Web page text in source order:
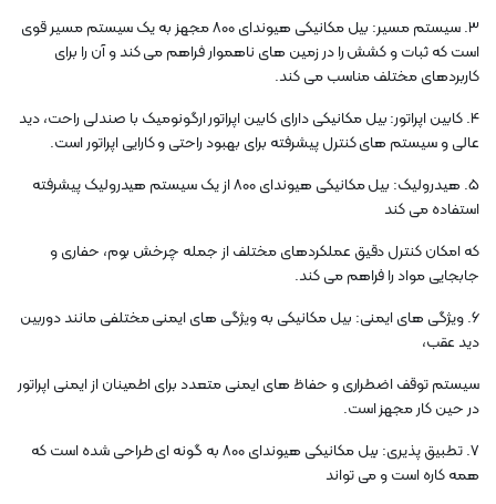
3. سیستم مسیر: بیل مکانیکی هیوندای 800 مجهز به یک سیستم مسیر قوی
است که ثبات و کشش را در زمین های ناهموار فراهم می کند و آن را برای
کاربردهای مختلف مناسب می کند.
4. کابین اپراتور: بیل مکانیکی دارای کابین اپراتور ارگونومیک با صندلی راحت، دید
عالی و سیستم های کنترل پیشرفته برای بهبود راحتی و کارایی اپراتور است.
5. هیدرولیک: بیل مکانیکی هیوندای 800 از یک سیستم هیدرولیک پیشرفته
استفاده می کند
که امکان کنترل دقیق عملکردهای مختلف از جمله چرخش بوم، حفاری و
جابجایی مواد را فراهم می کند.
6. ویژگی های ایمنی: بیل مکانیکی به ویژگی های ایمنی مختلفی مانند دوربین
دید عقب،
سیستم توقف اضطراری و حفاظ های ایمنی متعدد برای اطمینان از ایمنی اپراتور
در حین کار مجهز است.
7. تطبیق پذیری: بیل مکانیکی هیوندای 800 به گونه ای طراحی شده است که
همه کاره است و می تواند